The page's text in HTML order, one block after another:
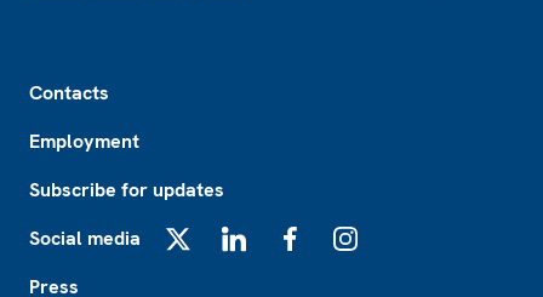
Contacts
Employment
Subscribe for updates
Social media
Press